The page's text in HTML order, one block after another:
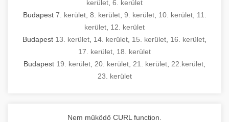
kerület 6. kerület
Budapest 7. kerület, 8. kerület, 9. kerület, 10. kerület, 11.
kerület 12. kerület
Budapest 13. kerület 14. kerület 15. kerület 16. kerület
17. kerület 18. kerület
Budapest 19. kerület 20. kerület 21. kerület 22.kerület
23. kerület
Nem működő CURL function.